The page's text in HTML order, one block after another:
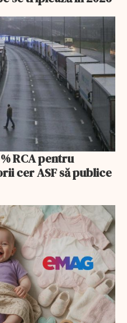
RCA pentru
cer ASF să publice